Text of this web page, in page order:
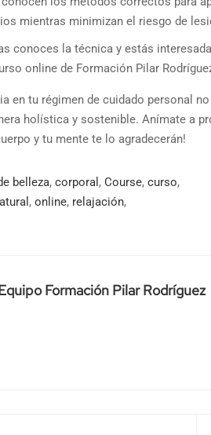
mientras minimizan el riesgo de
conoces la técnica y estás
online de Formación Pilar
en tu régimen de cuidado personal
holística y sostenible. Anímate a
y tu mente te lo agradecerán!
belleza, corporal , Course, curso,
, online, relajación,
Formación Pilar Rodríguez